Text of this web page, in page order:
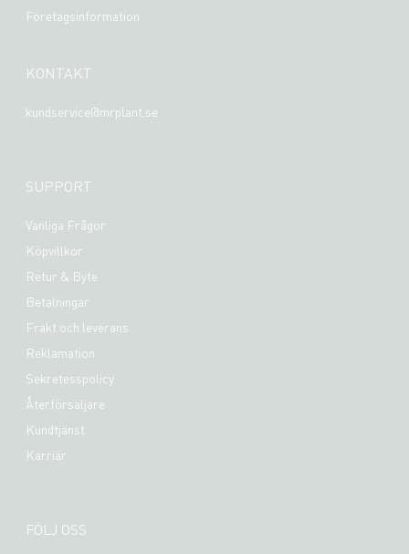
Företagsinformation
KONTAKT
kundservice@mrplant.se
SUPPORT
Vanliga Frågor
Köpvillkor
Retur & Byte
Betalningar
Frakt och leverans
Reklamation
Sekretesspolicy
Återförsäljare
Kundtjänst
Karriär
FÖLJ OSS